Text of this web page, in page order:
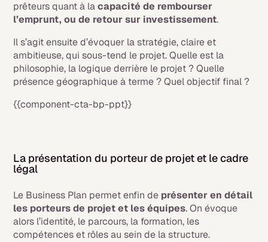
prêteurs quant à lacapacité de rembourser
l’emprunt, ou de retour sur investissement.
Il s’agit ensuite d’évoquer la stratégie, claire et
ambitieuse, qui sous-tend le projet. Quelle est la
philosophie, la logique derrière le projet ? Quelle
présence géographique à terme ? Quel objectif final ?
{{component-cta-bp-ppt}}
La présentation du porteur de projet et le cadre
légal
Le Business Plan permet enfin de présenter en détail
les porteurs de projet et les équipes. On évoque
alors l’identité, le parcours, la formation, les
compétences et rôles au sein de la structure.